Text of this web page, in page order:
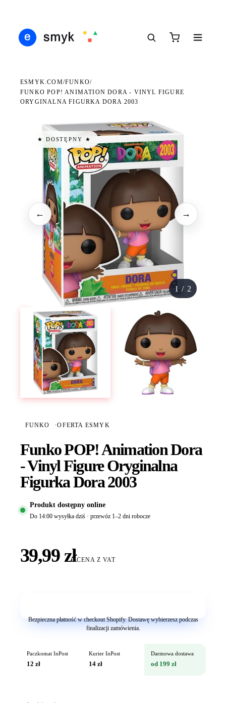
ESMYK.COM/FUNKO/
FUNKO POP! ANIMATION DORA - VINYL FIGURE
ORYGINALNA FIGURKA DORA 2003
★ DOSTĘPNY ★
← →
1 / 2
FUNKO ·OFERTA ESMYK
Funko POP! Animation Dora
- Vinyl Figure Oryginalna
Figurka Dora 2003
Produkt dostępny online
Do 14:00 wysyłka dziś · przewóz 1–2 dni robocze
39,99 złCENA Z VAT
Bezpieczna płatność w checkout Shopify. Dostawę wybierzesz podczas
finalizacji zamówienia.
Paczkomat InPost
12 zł
Kurier InPost
14 zł
Darmowa dostawa
od 199 zł